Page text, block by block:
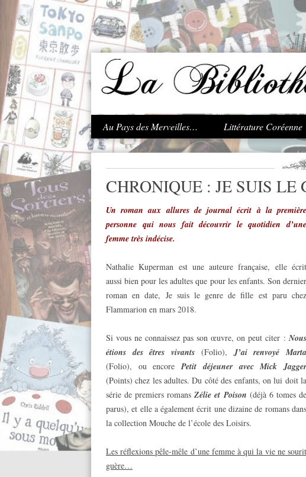
.
Au Pays des Merveilles… Littérature Coréenne
CHRONIQUE : JE SUIS LE
Un roman aux allures de journal écrit à la première
personne qui nous fait découvrir le quotidien d’une
femme très indécise.
Nathalie Kuperman est une auteure française, elle écrit
aussi bien pour les adultes que pour les enfants. Son dernier
roman en date, Je suis le genre de fille est paru chez
Flammarion en mars 2018.
Si vous ne connaissez pas son œuvre, on peut citer :Nous
étions des êtres vivants (Folio),J’ai renvoyé Marta
(Folio), ou encorePetit déjeuner avec Mick Jagger
(Points) chez les adultes. Du côté des enfants, on lui doit la
série de premiers romansZélie et Poison (déjà 6 tomes de
parus), et elle a également écrit une dizaine de romans dans
la collection Mouche de l’école des Loisirs.
Les réflexions pêle-mêle d’une femme à qui la vie ne sourit
guère…